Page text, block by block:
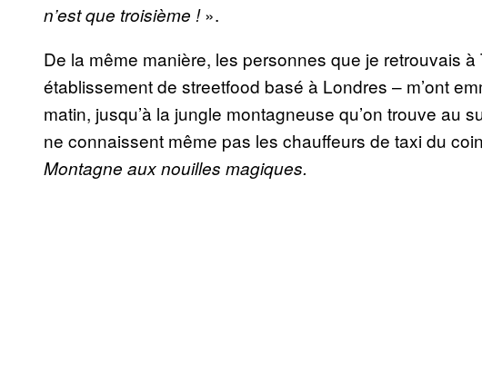
n’est que troisième !».
De la même manière, les personnes que je retrouvais à
établissement de streetfood basé à Londres – m’ont
matin, jusqu’à la jungle montagneuse qu’on trouve au
ne connaissent même pas les chauffeurs de taxi du
Montagne aux nouilles magiques.